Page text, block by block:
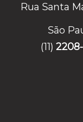
Rua Santa
São
(11)